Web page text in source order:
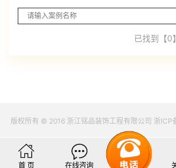
已找到【0
版权所有 © 2016 浙江铭品装饰工程有限公司 浙
首 页 在线咨询